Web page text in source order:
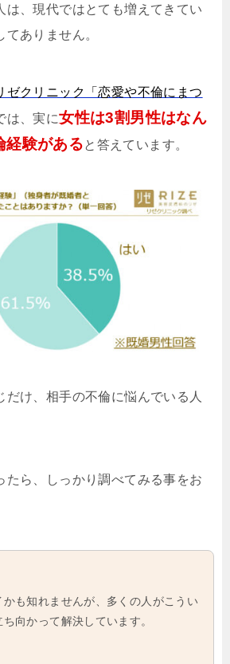
は、現代ではとても増えてきてい
ありません。
ゼクリニック「恋愛や不倫にまつ
は、実に女性は3割男性はなん
経験があると答えています。
だけ、相手の不倫に悩んでいる人
たら、しっかり調べてみる事をお
かも知れませんが、多くの人がこうい
ち向かって解決しています。